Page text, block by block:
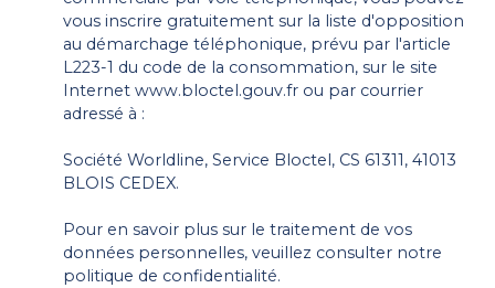
vous inscrire gratuitement sur la liste d'opposition
au démarchage téléphonique, prévu par l'article
L223-1 du code de la consommation, sur le site
Internet www.bloctel.gouv.fr ou par courrier
adressé à :
Société Worldline, Service Bloctel, CS 61311, 41013
BLOIS CEDEX.
Pour en savoir plus sur le traitement de vos
données personnelles, veuillez consulter notre
politique de confidentialité.